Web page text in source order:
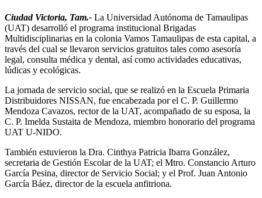
Ciudad Victoria, Tam.- La Universidad Autónoma de Tamaulipas
(UAT) desarrolló el programa institucional Brigadas
Multidisciplinarias en la colonia Vamos Tamaulipas de esta capital, a
través del cual se llevaron servicios gratuitos tales como asesoría
legal, consulta médica y dental, así como actividades educativas,
lúdicas y ecológicas.
La jornada de servicio social, que se realizó en la Escuela Primaria
Distribuidores NISSAN, fue encabezada por el C. P. Guillermo
Mendoza Cavazos, rector de la UAT, acompañado de su esposa, la
C. P. Imelda Sustaita de Mendoza, miembro honorario del programa
UAT U-NIDO.
También estuvieron la Dra. Cinthya Patricia Ibarra González,
secretaria de Gestión Escolar de la UAT; el Mtro. Constancio Arturo
García Pesina, director de Servicio Social; y el Prof. Juan Antonio
García Báez, director de la escuela anfitriona.